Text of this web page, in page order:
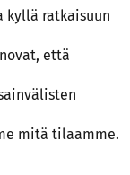
kyllä ratkaisuun
että
mitä tilaamme.